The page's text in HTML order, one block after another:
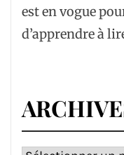
est en vogue
d’apprendre à